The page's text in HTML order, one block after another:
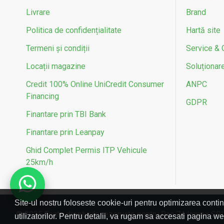
Site-ul nostru foloseste cookie-uri pentru optimizarea
utilizatorilor. Pentru detalii, va rugam sa accesati pagina
Garantie motor (luni de zile)
Tip alimentare
Voltaj baterie
Material janta
Dimensiuni roti
Frana fata
Frana spate
Greutate maxima suportata (kg)
Livrare
Politica de confidențialitate
Termeni și condiții
Locații magazine
Credit 100% Online UniCredit Consumer
Financing
Finantare prin TBI Bank
Finantare prin Leanpay
Ghid Complet Permis ITP Vehicule
25km/h
Brand
Hartă site
Service &
ANPC
GDPR
© 2025 Toate drepturile rezervate pentru Rac 74 Impex